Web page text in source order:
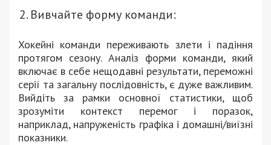
Вивчайте форму команди:
Хокейні команди переживають злети і падіння
протягом сезону. Аналіз форми команди, який
включає в себе нещодавні результати, переможні
серії та загальну послідовність, є дуже важливим.
Вийдіть за рамки основної статистики, щоб
зрозуміти контекст перемог і поразок,
наприклад, напруженість графіка і домашні/виїзні
показники.